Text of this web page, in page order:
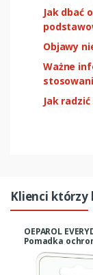
Jak dbać
Objawy
Ważne
Jak
Klienci
OEPAROL
Pomadka